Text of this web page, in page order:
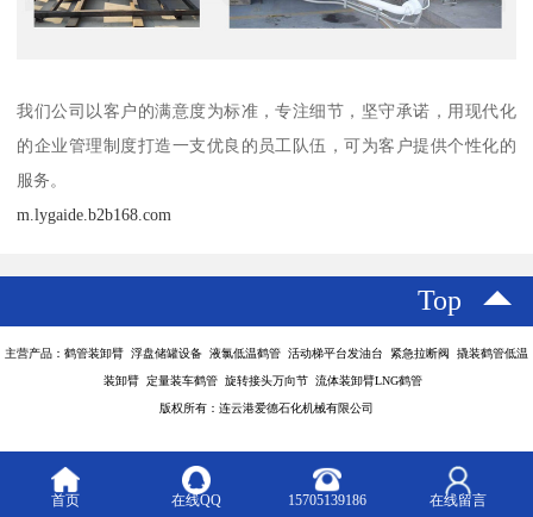
我们公司以客户的满意度为标准，专注细节，坚守承诺，用现代化
的企业管理制度打造一支优良的员工队伍，可为客户提供个性化的
服务。
m.lygaide.b2b168.com
Top
主营产品：鹤管装卸臂 浮盘储罐设备 液氯低温鹤管 活动梯平台发油台 紧急拉断阀 撬装鹤管低温
装卸臂 定量装车鹤管 旋转接头万向节 流体装卸臂LNG鹤管
版权所有：连云港爱德石化机械有限公司
首页 在线QQ 15705139186 在线留言